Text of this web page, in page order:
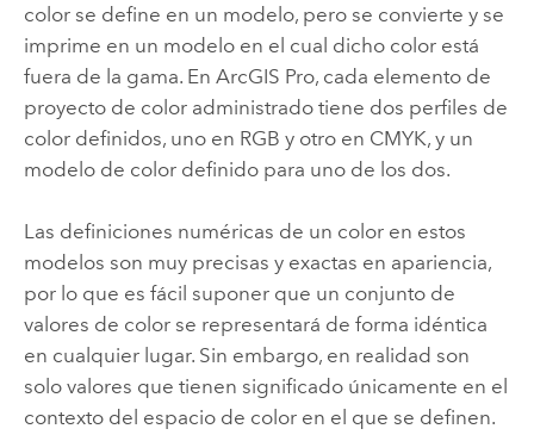
color se define en un modelo, pero se convierte y se
imprime en un modelo en el cual dicho color está
fuera de la gama. En ArcGIS Pro, cada elemento de
proyecto de color administrado tiene dos perfiles de
color definidos, uno en RGB y otro en CMYK, y un
modelo de color definido para uno de los dos.
Las definiciones numéricas de un color en estos
modelos son muy precisas y exactas en apariencia,
por lo que es fácil suponer que un conjunto de
valores de color se representará de forma idéntica
en cualquier lugar. Sin embargo, en realidad son
solo valores que tienen significado únicamente en el
contexto del espacio de color en el que se definen.